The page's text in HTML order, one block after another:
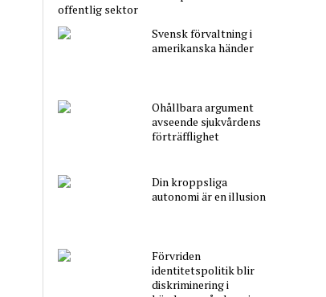
offentlig sektor
Svensk förvaltning i
amerikanska händer
Ohållbara argument
avseende sjukvårdens
förträfflighet
Din kroppsliga
autonomi är en illusion
Förvriden
identitetspolitik blir
diskriminering i